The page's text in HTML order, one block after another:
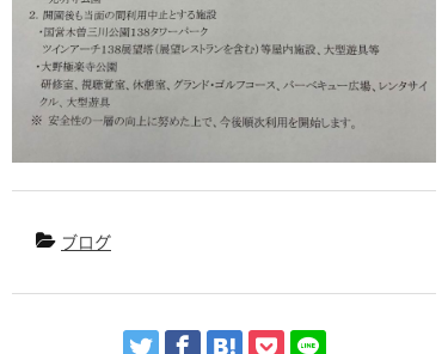
ブログ